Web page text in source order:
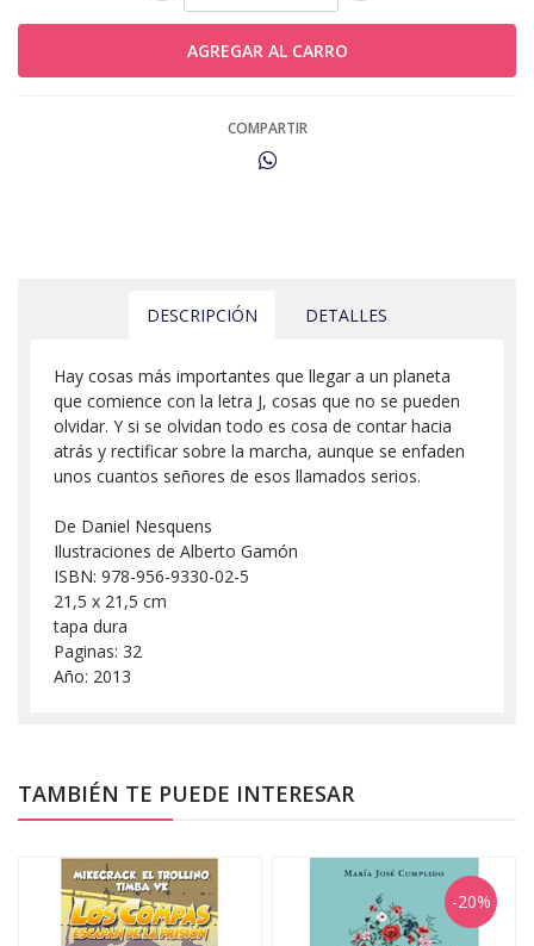
COMPARTIR
DESCRIPCIÓN DETALLES
Hay cosas más importantes que llegar a un planeta
que comience con la letra J, cosas que no se pueden
olvidar. Y si se olvidan todo es cosa de contar hacia
atrás y rectificar sobre la marcha, aunque se enfaden
unos cuantos señores de esos llamados serios.
De Daniel Nesquens
Ilustraciones de Alberto Gamón
ISBN: 978-956-9330-02-5
21,5 x 21,5 cm
tapa dura
Paginas: 32
Año: 2013
TAMBIÉN TE PUEDE INTERESAR
-20%